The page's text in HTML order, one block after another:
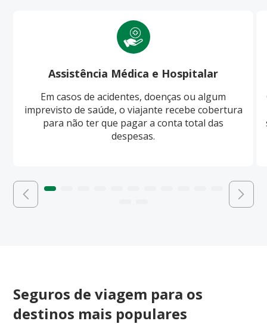
Assistência Médica e Hospitalar
Em casos de acidentes, doenças ou algum
imprevisto de saúde, o viajante recebe cobertura
para não ter que pagar a conta total das
despesas.
Seguros de viagem para os
destinos mais populares